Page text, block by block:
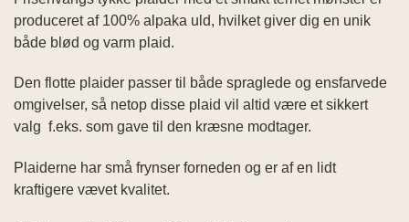
produceret af 100% alpaka uld, hvilket giver dig en unik
både blød og varm plaid.
Den flotte plaider passer til både spraglede og ensfarvede
omgivelser, så netop disse plaid vil altid være et sikkert
valg f.eks. som gave til den kræsne modtager.
Plaiderne har små frynser forneden og er af en lidt
kraftigere vævet kvalitet.